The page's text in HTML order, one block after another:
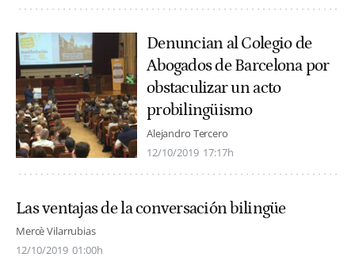
Denuncian al Colegio de
Abogados de Barcelona por
obstaculizar un acto
probilingüismo
Alejandro Tercero
12/10/2019 17:17h
Las ventajas de la conversación bilingüe
Mercè Vilarrubias
12/10/2019 01:00h